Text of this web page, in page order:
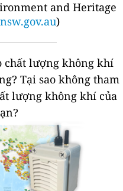
and Heritage
)
chất lượng không khí
Tại sao không tham
lượng không khí của